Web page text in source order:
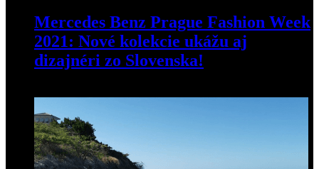
Mercedes Benz Prague Fashion Week
2021: Nové kolekcie ukážu aj
dizajnéri zo Slovenska!